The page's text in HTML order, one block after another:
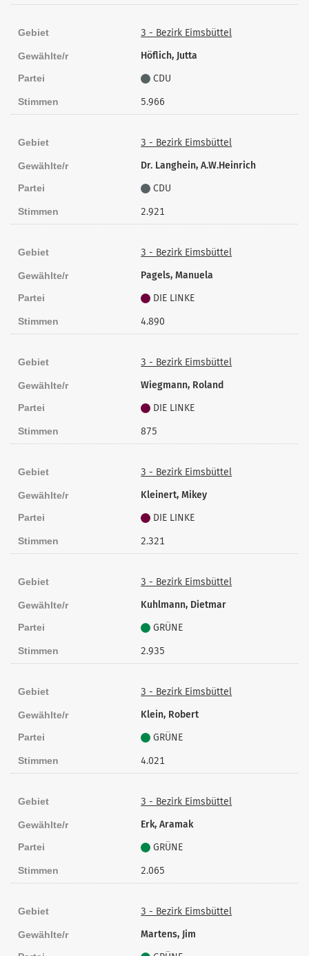
Gebiet 3 - Bezirk Eimsbüttel
Gewählte/r Höflich, Jutta
Partei CDU
Stimmen 5.966
Gebiet 3 - Bezirk Eimsbüttel
Gewählte/r Dr. Langhein, A.W.Heinrich
Partei CDU
Stimmen 2.921
Gebiet 3 - Bezirk Eimsbüttel
Gewählte/r Pagels, Manuela
Partei DIE LINKE
Stimmen 4.890
Gebiet 3 - Bezirk Eimsbüttel
Gewählte/r Wiegmann, Roland
Partei DIE LINKE
Stimmen 875
Gebiet 3 - Bezirk Eimsbüttel
Gewählte/r Kleinert, Mikey
Partei DIE LINKE
Stimmen 2.321
Gebiet 3 - Bezirk Eimsbüttel
Gewählte/r Kuhlmann, Dietmar
Partei GRÜNE
Stimmen 2.935
Gebiet 3 - Bezirk Eimsbüttel
Gewählte/r Klein, Robert
Partei GRÜNE
Stimmen 4.021
Gebiet 3 - Bezirk Eimsbüttel
Gewählte/r Erk, Aramak
Partei GRÜNE
Stimmen 2.065
Gebiet 3 - Bezirk Eimsbüttel
Gewählte/r Martens, Jim